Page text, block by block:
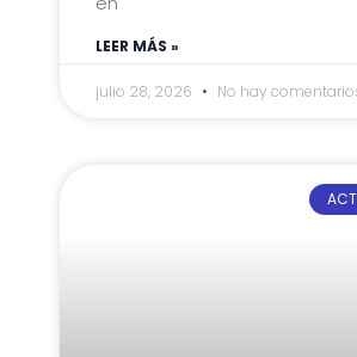
LEER MÁS »
julio 28, 2026 No hay